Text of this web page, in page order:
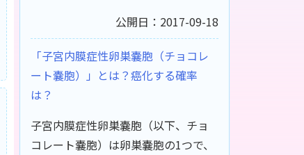
公開日：2017-09-18
「子宮内膜症性卵巣嚢胞（チョコレ
ート嚢胞）」とは？癌化する確率
は？
子宮内膜症性卵巣嚢胞（以下、チョ
コレート嚢胞）は卵巣嚢胞の1つで、